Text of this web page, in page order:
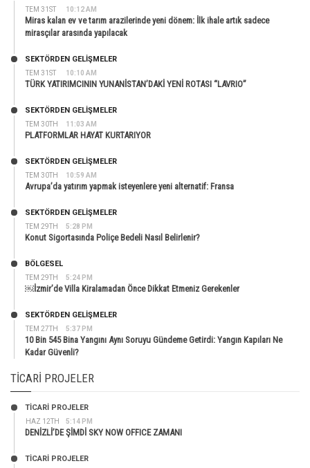
TEM 31ST 10:12 AM
Miras kalan ev ve tarım arazilerinde yeni dönem: İlk ihale artık sadece
mirasçılar arasında yapılacak
TEM 31ST 10:10 AM
SEKTÖRDEN GELIŞMELER
TÜRK YATIRIMCININ YUNANİSTAN’DAKİ YENİ ROTASI “LAVRIO”
TEM 30TH 11:03 AM
SEKTÖRDEN GELIŞMELER
PLATFORMLAR HAYAT KURTARIYOR
TEM 30TH 10:59 AM
SEKTÖRDEN GELIŞMELER
Avrupa’da yatırım yapmak isteyenlere yeni alternatif: Fransa
TEM 29TH 5:28 PM
SEKTÖRDEN GELIŞMELER
Konut Sigortasında Poliçe Bedeli Nasıl Belirlenir?
TEM 29TH 5:24 PM
BÖLGESEL
￼İzmir’de Villa Kiralamadan Önce Dikkat Etmeniz Gerekenler
TEM 27TH 5:37 PM
SEKTÖRDEN GELIŞMELER
10 Bin 545 Bina Yangını Aynı Soruyu Gündeme Getirdi: Yangın Kapıları Ne
Kadar Güvenli?
TICARI PROJELER
HAZ 12TH 5:14 PM
TİCARİ PROJELER
DENİZLİ’DE ŞİMDİ SKY NOW OFFICE ZAMANI
TİCARİ PROJELER